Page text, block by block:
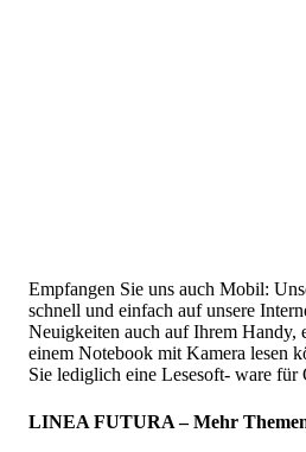
Empfangen Sie uns auch Mobil:
schnell und einfach auf unsere
Neuigkeiten auch auf Ihrem Handy,
einem Notebook mit Kamera lesen
Sie lediglich eine Lesesoft- ware für
LINEA FUTURA – Mehr